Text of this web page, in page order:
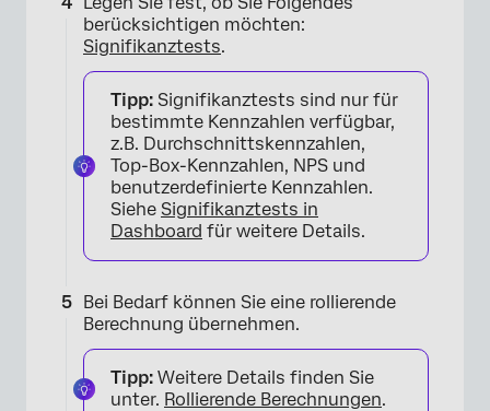
berücksichtigen möchten:
Signifikanztests.
Tipp: Signifikanztests sind nur für
bestimmte Kennzahlen verfügbar,
z.B. Durchschnittskennzahlen,
Top-Box-Kennzahlen, NPS und
benutzerdefinierte Kennzahlen.
Siehe Signifikanztests in
Dashboard für weitere Details.
Bei Bedarf können Sie eine rollierende
Berechnung übernehmen.
Tipp: Weitere Details finden Sie
unter. Rollierende Berechnungen.